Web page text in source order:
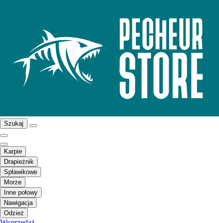
Szukaj
Karpie
Drapieżnik
Spławikowe
Morze
Inne połowy
Nawigacja
Odzież